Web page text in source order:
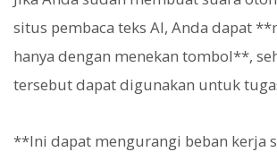
situs pembaca teks AI, Anda dapat
hanya dengan menekan tombol**,
tersebut dapat digunakan untuk
**Ini dapat mengurangi beban kerja